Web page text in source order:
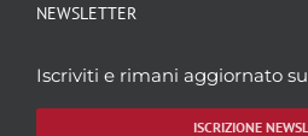
NEWSLETTER
Iscriviti e rimani aggiornato
ISCRIZIONE